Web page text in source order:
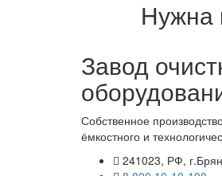
Нужна
Завод
Собственное
ёмкостного и
241023, РФ,